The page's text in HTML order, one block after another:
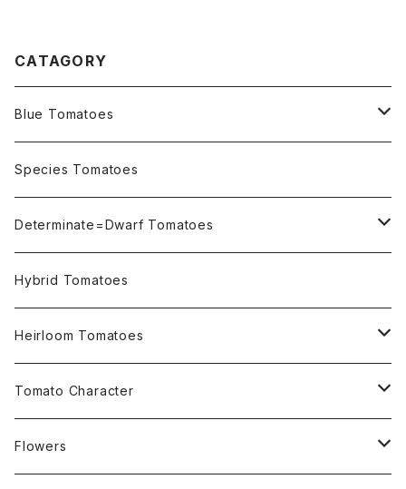
CATAGORY
Blue Tomatoes
OSU INDIGO Series
Not OSU Blue Tomatoes
Species Tomatoes
Determinate=Dwarf Tomatoes
Micro Determinate 10cm~30cm
Small Determinate 30cm~50cm
Medium Determinate 50~100cm
Large Determinate 100~150cm
Hybrid Tomatoes
Heirloom Tomatoes
Amber Heirloom Tomatoes
Bi-Color Heirloom Tomatoes
Tomato Character
Culinary Uses
Flowers